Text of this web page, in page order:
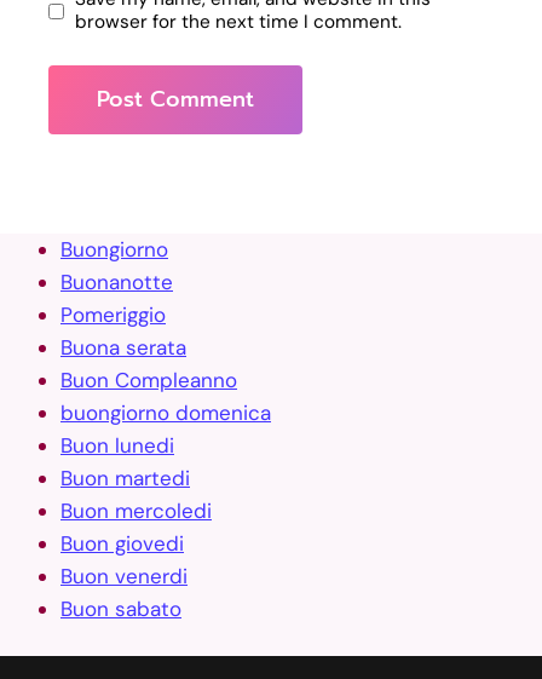
browser for the next time I comment.
Buongiorno
Buonanotte
Pomeriggio
Buona serata
Buon Compleanno
buongiorno domenica
Buon lunedi
Buon martedi
Buon mercoledi
Buon giovedi
Buon venerdi
Buon sabato